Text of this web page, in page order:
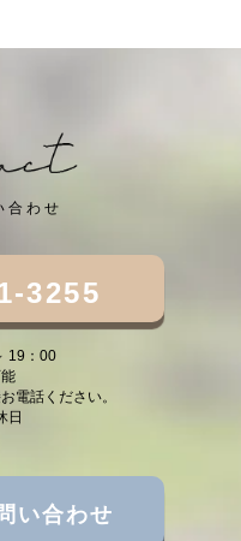
合わせ
3255
19：00
電話ください。
日
い合わせ